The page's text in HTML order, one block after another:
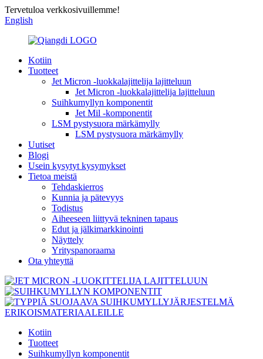
Tervetuloa verkkosivuillemme!
English
Kotiin
Tuotteet
Jet Micron -luokkalajittelija lajitteluun
Jet Micron -luokkalajittelija lajitteluun
Suihkumyllyn komponentit
Jet Mil -komponentit
LSM pystysuora märkämylly
LSM pystysuora märkämylly
Uutiset
Blogi
Usein kysytyt kysymykset
Tietoa meistä
Tehdaskierros
Kunnia ja pätevyys
Todistus
Aiheeseen liittyvä tekninen tapaus
Edut ja jälkimarkkinointi
Näyttely
Yrityspanoraama
Ota yhteyttä
Kotiin
Tuotteet
Suihkumyllyn komponentit